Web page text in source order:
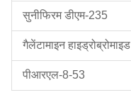
सुनीफिरम डीएम-235
गैलेंटामाइन हाइड्रोब्रोमाइड
पीआरएल-8-53